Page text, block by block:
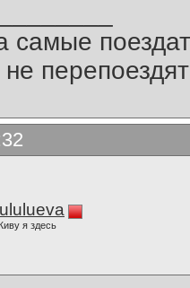
самые
не
я здесь